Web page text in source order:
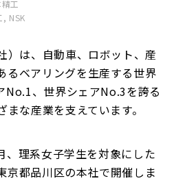
精工
NSK
）は、自動車、ロボット、産
るベアリングを生産する世界
No.1、世界シェアNo.3を誇る
な産業を支えています。
、理系女子学生を対象にした
京都品川区の本社で開催しま